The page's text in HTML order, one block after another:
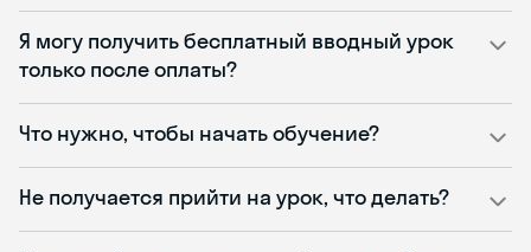
Я могу получить бесплатный вводный урок
только после оплаты?
Что нужно, чтобы начать обучение?
Не получается прийти на урок, что делать?